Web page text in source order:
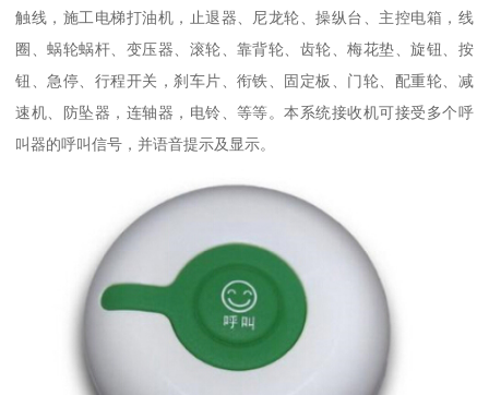
触线，施工电梯打油机，止退器、尼龙轮、操纵台、主控电箱，线
圈、蜗轮蜗杆、变压器、滚轮、靠背轮、齿轮、梅花垫、旋钮、按
钮、急停、行程开关，刹车片、衔铁、固定板、门轮、配重轮、减
速机、防坠器，连轴器，电铃、等等。本系统接收机可接受多个呼
叫器的呼叫信号，并语音提示及显示。